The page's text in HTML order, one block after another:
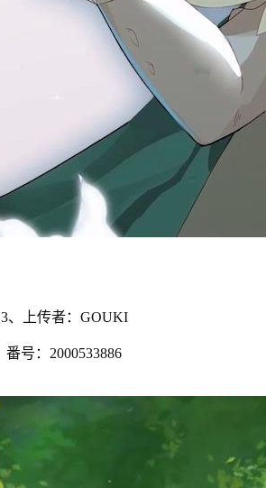
3、上传者：GOUKI
番号：2000533886